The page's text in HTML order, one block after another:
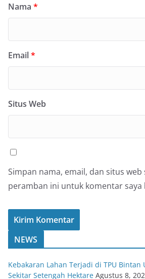
Nama *
Email*
Situs Web
Simpan nama, email, dan situs web
peramban ini untuk komentar saya
NEWS
Kebakaran Lahan Terjadi di TPU Bintan
Sekitar Setengah Hektare Agustus 8,